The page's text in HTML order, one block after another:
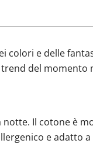
colori e delle
del momento
Il cotone è
e adatto